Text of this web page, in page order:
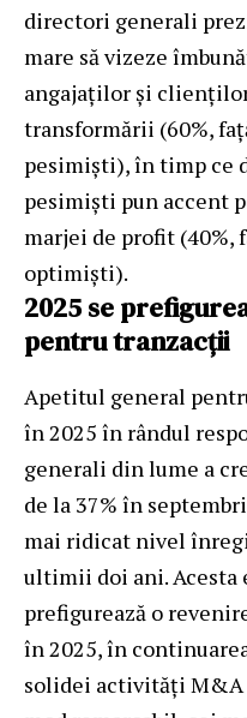
directori generali
mare să vizeze
angajaților și
transformării (60%,
pesimiști), în timp ce
pesimiști pun accent
marjei de profit (40%,
optimiști).
2025 se
pentru tranzacții
Apetitul general
în 2025 în rândul
generali din lume a
de la 37% în
mai ridicat nivel
ultimii doi ani. Acesta
prefigurează o
în 2025, în
solidei activități M&A